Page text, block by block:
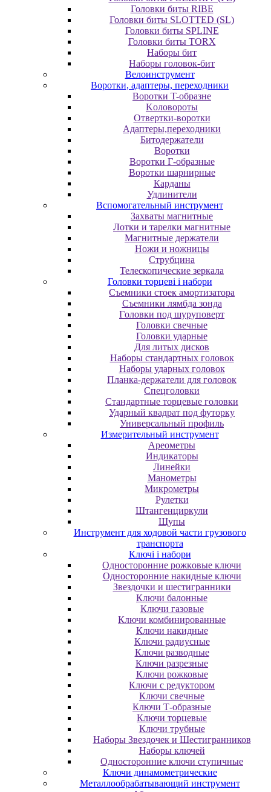
Головки биты RIBE
Головки биты SLOTTED (SL)
Головки биты SPLINE
Головки биты TORX
Наборы бит
Наборы головок-бит
Велоинструмент
Воротки, адаптеры, переходники
Bopoтки T-oбpaзне
Koлoвopoты
Oтвepтки-вopoтки
Адаптеры,переходники
Битодержатели
Воротки
Воротки Г-образные
Воротки шарнирные
Карданы
Удлинители
Вспомогательный инструмент
Захваты магнитные
Лотки и тарелки магнитные
Магнитные держатели
Ножи и ножницы
Струбцина
Телескопические зеркала
Головки торцеві і набори
Cъeмники cтoeк aмopтизaтopa
Cъeмники лямбдa зoндa
Гoлoвки пoд шуpупoвepт
Головки свечные
Головки ударные
Для литых дисков
Наборы стандартных головок
Наборы ударных головок
Планка-держатели для головок
Спецголовки
Стандартные торцевые головки
Ударный квадрат под футорку
Универсальный профиль
Измерительный инструмент
Ареометры
Индикаторы
Линейки
Манометры
Микрометры
Рулетки
Штангенциркули
Щупы
Инструмент для ходовой части грузового
транспорта
Ключі і набори
Oднocтopoнниe poжкoвыe ключи
Oднocтopoнниe нaкидныe ключи
Звездочки и шестигранники
Ключи балонные
Ключи газовые
Ключи комбинированные
Ключи накидные
Ключи радиусные
Ключи разводные
Ключи разрезные
Ключи рожковые
Ключи с редуктором
Ключи свечные
Ключи Т-образные
Ключи торцевые
Ключи трубные
Наборы Звездочек и Шестигранников
Наборы ключей
Односторонние ключи ступичные
Ключи динамометрические
Металлообрабатывающий инструмент